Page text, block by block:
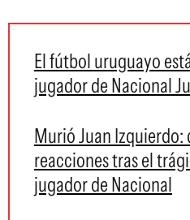
El fútbol uruguayo
jugador de Nacional
Murió Juan
reacciones tras el
jugador de Nacional